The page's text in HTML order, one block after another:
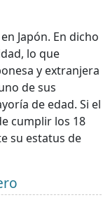
Japón. En dicho
lo que
y extranjera
de sus
de edad. Si el
cumplir los 18
su estatus de